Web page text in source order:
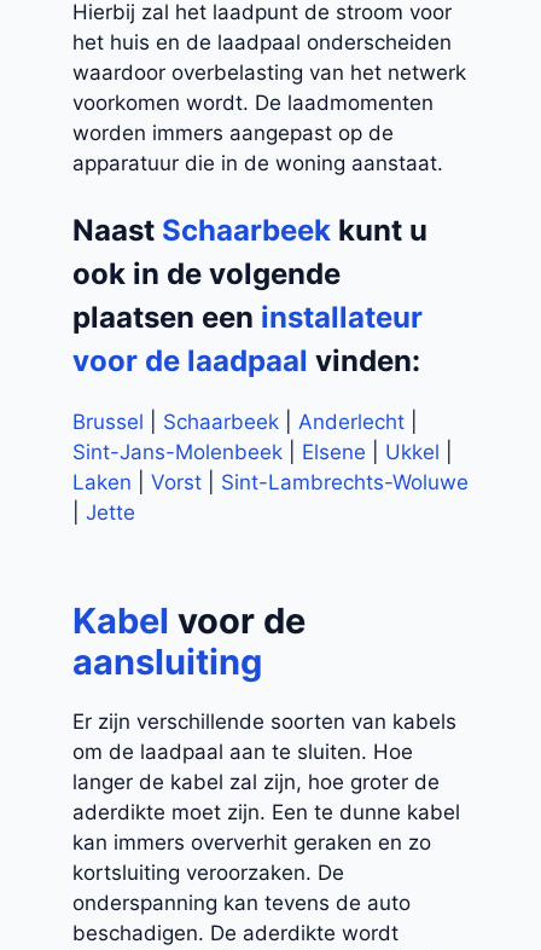
Hierbij zal het laadpunt de stroom voor
het huis en de laadpaal onderscheiden
waardoor overbelasting van het netwerk
voorkomen wordt. De laadmomenten
worden immers aangepast op de
apparatuur die in de woning aanstaat.
Naast Schaarbeek kunt u
ook in de volgende
plaatsen een installateur
voor de laadpaal vinden:
Brussel Schaarbeek Anderlecht
Sint-Jans-Molenbeek
Elsene Ukkel
Laken
Vorst
Sint-Lambrechts-Woluwe
Jette
Kabel voor de
aansluiting
Er zijn verschillende soorten van kabels
om de laadpaal aan te sluiten. Hoe
langer de kabel zal zijn, hoe groter de
aderdikte moet zijn. Een te dunne kabel
kan immers oververhit geraken en zo
kortsluiting veroorzaken. De
onderspanning kan tevens de auto
beschadigen. De aderdikte wordt